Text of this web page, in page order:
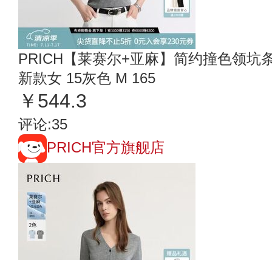
PRICH【莱赛尔+亚麻】简约撞色领坑
新款女 15灰色 M 165
￥544.3
评论:35
PRICH官方旗舰店